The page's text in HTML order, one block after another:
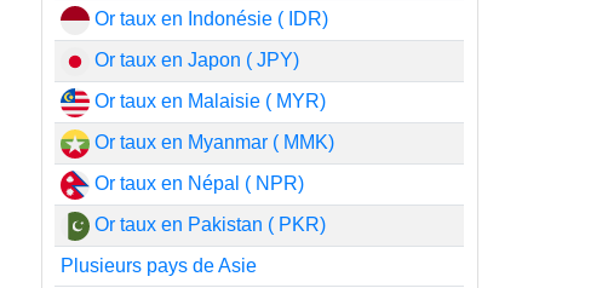
Or taux en Indonésie ( IDR)
Or taux en Japon ( JPY)
Or taux en Malaisie ( MYR)
Or taux en Myanmar ( MMK)
Or taux en Népal ( NPR)
Or taux en Pakistan ( PKR)
Plusieurs pays de Asie